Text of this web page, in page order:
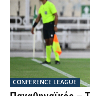
CONFERENCE LEAGUE